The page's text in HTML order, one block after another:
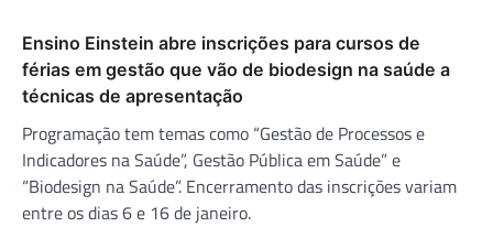
Ensino Einstein abre inscrições para cursos de
férias em gestão que vão de biodesign na saúde a
técnicas de apresentação
Programação tem temas como “Gestão de Processos e
Indicadores na Saúde”, Gestão Pública em Saúde” e
“Biodesign na Saúde”. Encerramento das inscrições variam
entre os dias 6 e 16 de janeiro.